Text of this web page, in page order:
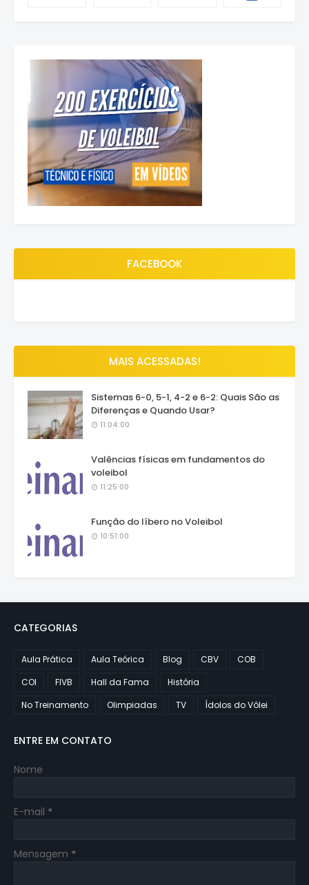
FACEBOOK
MAIS ACESSADAS!
Sistemas 6-0, 5-1, 4-2 e 6-2: Quais São as
Diferenças e Quando Usar?
11:04:00
Valências físicas em fundamentos do
voleibol
11:25:00
Função do líbero no Voleibol
10:51:00
CATEGORIAS
Aula Prática Aula Teórica Blog CBV
COB
COI
FIVB Hall da Fama
História
No Treinamento
Olimpiadas TV Ídolos do Vôlei
ENTRE EM CONTATO
Nome
E-mail *
Mensagem *